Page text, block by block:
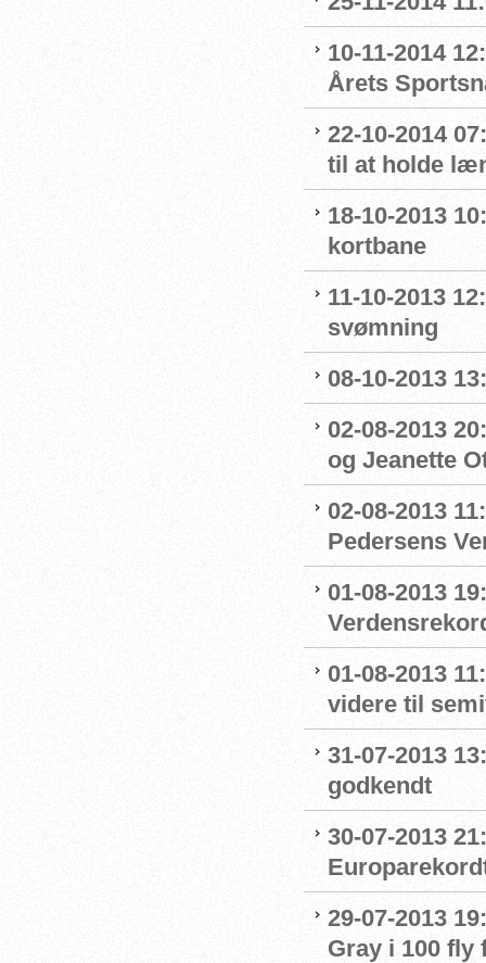
10-11-2014
Årets
22-10-2014
til at holde
18-10-2013
kortbane
11-10-2013
svømning
08-10-2013
02-08-2013
og Jeanette
02-08-2013
Pedersens
01-08-2013
01-08-2013
videre til
31-07-2013
godkendt
30-07-2013
29-07-2013
Gray i 100 fly